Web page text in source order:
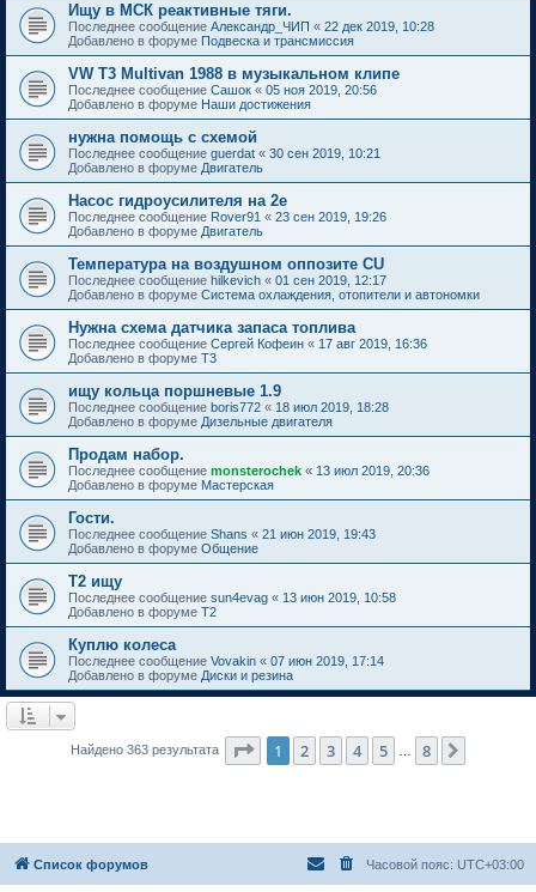
Ищу в МСК реактивные тяги.
Последнее сообщение Александр_ЧИП « 22 дек 2019, 10:28
Добавлено в форуме Подвеска и трансмиссия
VW T3 Multivan 1988 в музыкальном клипе
Последнее сообщение Сашок « 05 ноя 2019, 20:56
Добавлено в форуме Наши достижения
нужна помощь с схемой
Последнее сообщение guerdat « 30 сен 2019, 10:21
Добавлено в форуме Двигатель
Насос гидроусилителя на 2е
Последнее сообщение Rover91 « 23 сен 2019, 19:26
Добавлено в форуме Двигатель
Температура на воздушном оппозите CU
Последнее сообщение hilkevich « 01 сен 2019, 12:17
Добавлено в форуме Система охлаждения, отопители и автономки
Нужна схема датчика запаса топлива
Последнее сообщение Сергей Кофеин « 17 авг 2019, 16:36
Добавлено в форуме T3
ищу кольца поршневые 1.9
Последнее сообщение boris772 « 18 июл 2019, 18:28
Добавлено в форуме Дизельные двигателя
Продам набор.
Последнее сообщение monsterochek « 13 июл 2019, 20:36
Добавлено в форуме Мастерская
Гости.
Последнее сообщение Shans « 21 июн 2019, 19:43
Добавлено в форуме Общение
Т2 ищу
Последнее сообщение sun4evag « 13 июн 2019, 10:58
Добавлено в форуме T2
Куплю колеса
Последнее сообщение Vovakin « 07 июн 2019, 17:14
Добавлено в форуме Диски и резина
Найдено 363 результата Страница из
1 2 3 4 5 8
Список форумов Часовой пояс: UTC+03:00